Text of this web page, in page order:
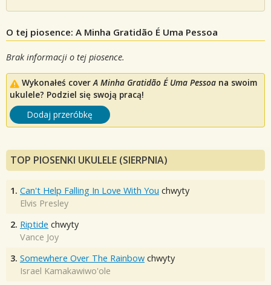
O tej piosence: A Minha Gratidão É Uma Pessoa
Brak informacji o tej piosence.
Wykonałeś coverA Minha Gratidão É Uma Pessoa na swoim
ukulele? Podziel się swoją pracą!
Dodaj przeróbkę
TOP PIOSENKI UKULELE (SIERPNIA)
1. Can't Help Falling In Love With You chwyty
Elvis Presley
2. Riptide chwyty
Vance Joy
3. Somewhere Over The Rainbow chwyty
Israel Kamakawiwo'ole